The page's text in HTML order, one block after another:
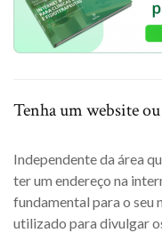
Tenha um website
Independente da área
ter um endereço na
fundamental para o seu
utilizado para divulgar